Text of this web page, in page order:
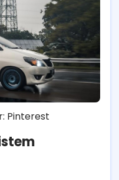
Pinterest